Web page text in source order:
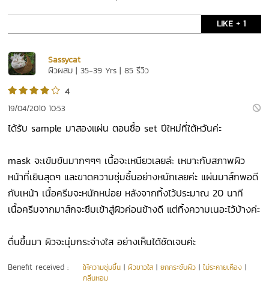
LIKE + 1
Sassycat
ผิวผสม | 35-39 Yrs | 85 รีวิว
4
19/04/2010 10:53
ได้รับ sample มาสองแผ่น ตอนซื้อ set ปีใหม่ที่ใต้หวันค่ะ
mask จะเข้มข้นมากๆๆๆ เนื้อจะเหนียวเลยล่ะ เหมาะกับสภาพผิว
หน้าที่เยินสุดๆ และขาดความชุ่มชื้นอย่างหนักเลยค่ะ แผ่นมาส์กพอดี
กับเหน้า เนื้อครีมจะหนักหน่อย หลังจากทิ้งไว้ประมาณ 20 นาที
เนื้อครีมจากมาส์กจะซึมเข้าสู่ผิวค่อนข้างดี แต่ทิ้งความเนอะไว้บ้างค่ะ
ตื่นขึ้นมา ผิวจะนุ่มกระจ่างใส อย่างเห็นได้ชัดเจนค่ะ
Benefit received : ให้ความชุ่มชื้น |ผิวขาวใส |ยกกระชับผิว |ไม่ระคายเคือง |
กลิ่นหอม